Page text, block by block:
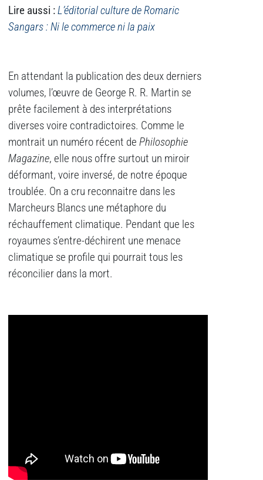
Lire aussi :L’éditorial culture de Romaric
Sangars : Ni le commerce ni la paix
En attendant la publication des deux derniers
volumes, l’œuvre de George R. R. Martin se
prête facilement à des interprétations
diverses voire contradictoires. Comme le
montrait un numéro récent de Philosophie
Magazine, elle nous offre surtout un miroir
déformant, voire inversé, de notre époque
troublée. On a cru reconnaitre dans les
Marcheurs Blancs une métaphore du
réchauffement climatique. Pendant que les
royaumes s’entre-déchirent une menace
climatique se profile qui pourrait tous les
réconcilier dans la mort.